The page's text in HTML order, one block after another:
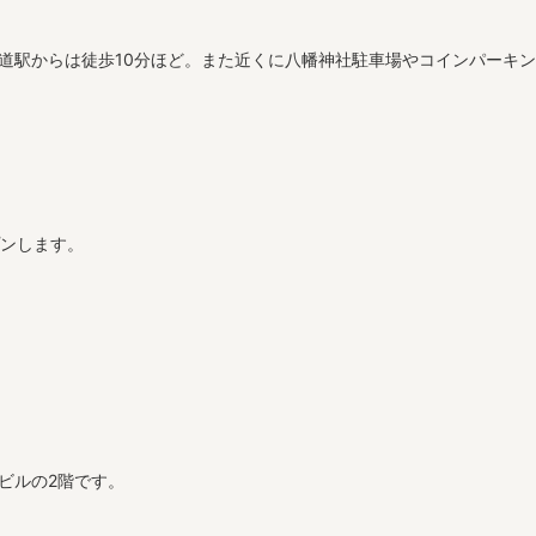
からは徒歩10分ほど。また近くに八幡神社駐車場やコインパーキン
します。
ルの2階です。